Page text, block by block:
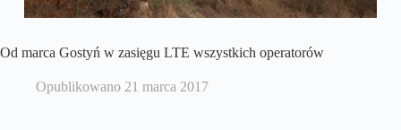
Od marca Gostyń w zasięgu LTE wszystkich operatorów
Opublikowano 21 marca 2017